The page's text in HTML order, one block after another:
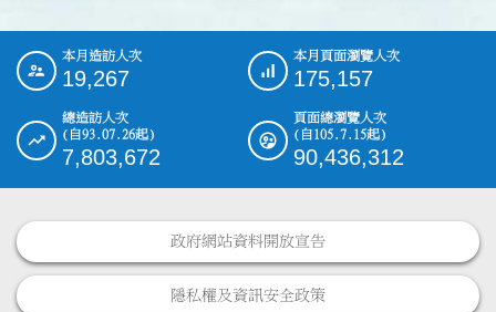
::: 本月造訪人次
19,267
本月頁面瀏覽人次
175,157
總造訪人次
(自93.07.26起)
7,803,672
頁面總瀏覽人次
(自105.7.15起)
90,436,312
政府網站資料開放宣告
隱私權及資訊安全政策